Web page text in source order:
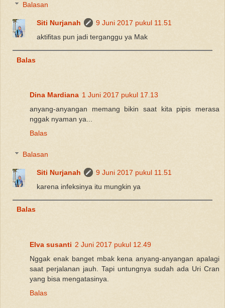
Balasan
Siti Nurjanah
9 Juni 2017 pukul 11.51
aktifitas pun jadi terganggu ya Mak
Balas
Dina Mardiana 1 Juni 2017 pukul 17.13
anyang-anyangan memang bikin saat kita pipis merasa
nggak nyaman ya...
Balas
Balasan
Siti Nurjanah
9 Juni 2017 pukul 11.51
karena infeksinya itu mungkin ya
Balas
Elva susanti 2 Juni 2017 pukul 12.49
Nggak enak banget mbak kena anyang-anyangan apalagi
saat perjalanan jauh. Tapi untungnya sudah ada Uri Cran
yang bisa mengatasinya.
Balas